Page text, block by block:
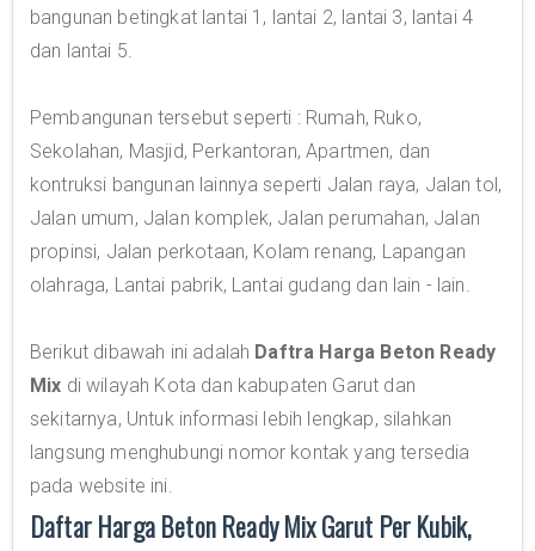
bangunan betingkat lantai 1, lantai 2, lantai 3, lantai 4
dan lantai 5.
Pembangunan tersebut seperti : Rumah, Ruko,
Sekolahan, Masjid, Perkantoran, Apartmen, dan
kontruksi bangunan lainnya seperti Jalan raya, Jalan tol,
Jalan umum, Jalan komplek, Jalan perumahan, Jalan
propinsi, Jalan perkotaan, Kolam renang, Lapangan
olahraga, Lantai pabrik, Lantai gudang dan lain - lain.
Berikut dibawah ini adalah Daftra Harga Beton Ready
Mix di wilayah Kota dan kabupaten Garut dan
sekitarnya, Untuk informasi lebih lengkap, silahkan
langsung menghubungi nomor kontak yang tersedia
pada website ini.
Daftar Harga Beton Ready Mix Garut Per Kubik,